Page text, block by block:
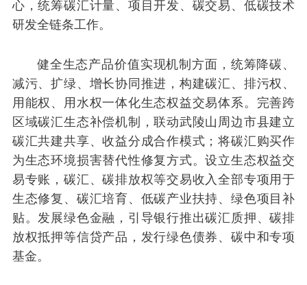
心，统筹碳汇计量、项目开发、碳交易、低碳技术
研发全链条工作。
健全生态产品价值实现机制方面，统筹降碳、
减污、扩绿、增长协同推进，构建碳汇、排污权、
用能权、用水权一体化生态权益交易体系。完善跨
区域碳汇生态补偿机制，联动武陵山周边市县建立
碳汇共建共享、收益分成合作模式；将碳汇购买作
为生态环境损害替代性修复方式。设立生态权益交
易专账，碳汇、碳排放权等交易收入全部专项用于
生态修复、碳汇培育、低碳产业扶持、绿色项目补
贴。发展绿色金融，引导银行推出碳汇质押、碳排
放权抵押等信贷产品，发行绿色债券、碳中和专项
基金。